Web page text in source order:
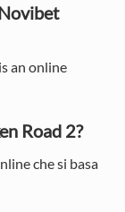
an online
Road 2?
che si basa